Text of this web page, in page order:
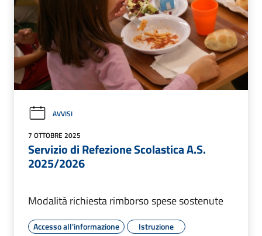
AVVISI
7 OTTOBRE 2025
Servizio di Refezione Scolastica A.S.
2025/2026
Modalità richiesta rimborso spese sostenute
Accesso all'informazione Istruzione